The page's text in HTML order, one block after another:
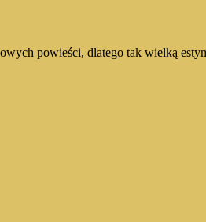
powieści, dlatego tak wielką